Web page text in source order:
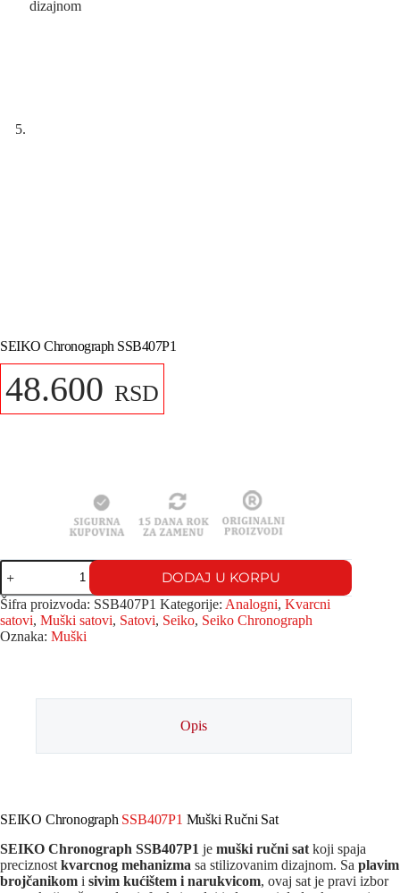
SEIKO Chronograph SSB407P1
48.600 RSD
DODAJ U KORPU
Šifra proizvoda: SSB407P1 Kategorije: Analogni, Kvarcni
satovi, Muški satovi, Satovi, Seiko, Seiko Chronograph
Oznaka: Muški
Opis
SEIKO Chronograph SSB407P1 Muški Ručni Sat
SEIKO Chronograph SSB407P1 je muški ručni sat koji spaja
preciznost kvarcnog mehanizma sa stilizovanim dizajnom. Sa plavim
brojčanikom i sivim kućištem i narukvicom, ovaj sat je pravi izbor